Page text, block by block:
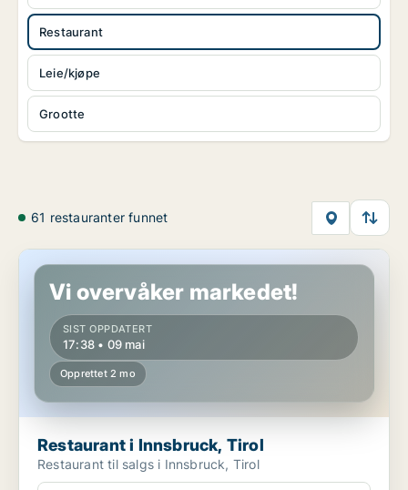
Restaurant
Leie/kjøpe
Grootte
61 restauranter funnet
Restaurant i Innsbruck, Tirol
Vi overvåker markedet!
SIST OPPDATERT
17:38 • 09 mai
Opprettet 2 mo
Restaurant i Innsbruck, Tirol
Restaurant til salgs i Innsbruck, Tirol